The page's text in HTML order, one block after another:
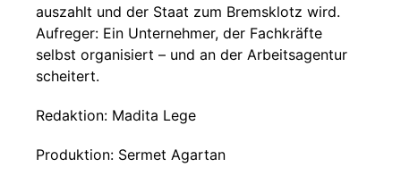
auszahlt und der Staat zum Bremsklotz wird.
Aufreger: Ein Unternehmer, der Fachkräfte
selbst organisiert – und an der Arbeitsagentur
scheitert.
Redaktion: Madita Lege
Produktion: Sermet Agartan